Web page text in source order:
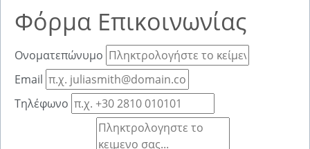
Φόρμα Επικοινωνίας
Ονοματεπώνυμο
Email
Τηλέφωνο